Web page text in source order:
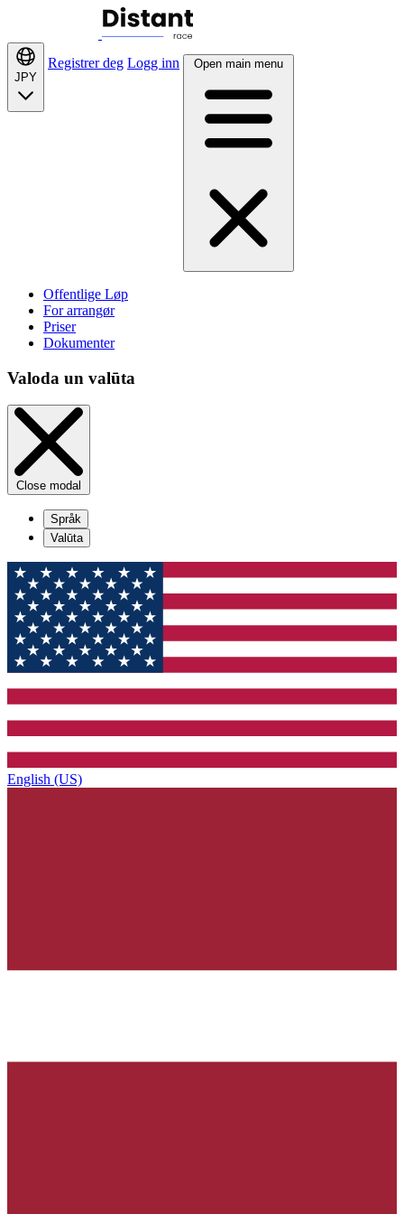
JPY
Registrer deg Logg inn Open main menu
Offentlige Løp
For arrangør
Priser
Dokumenter
Valoda un valūta
Close modal
Språk
Valūta
English (US)